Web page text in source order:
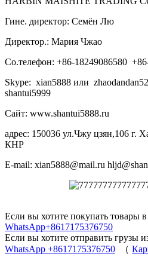
Гине. директор: Семён Лю
Директор.: Мария Чжао
Со.телефон: +86-18249086580
Skype: xian5888 или
shantui5999
Сайт: www.shantui5888.ru
адрес: 150036 ул.Чжу цзян,106 г.
КНР
E-mail: xian5888@mail.ru
Если вы хотите покупать товары
WhatsApp+8617175376750
Если вы хотите отправить грузы
WhatsApp +8617175376750 （